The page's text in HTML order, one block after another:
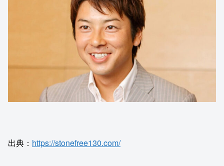
出典： https://stonefree130.com/